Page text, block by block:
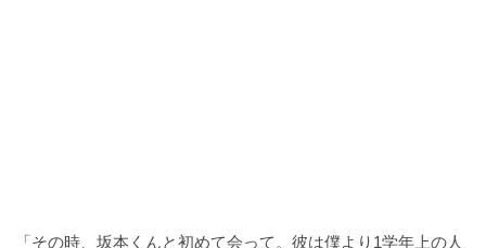
「その時、坂本くんと初めて会って。彼は僕より1学年上の人